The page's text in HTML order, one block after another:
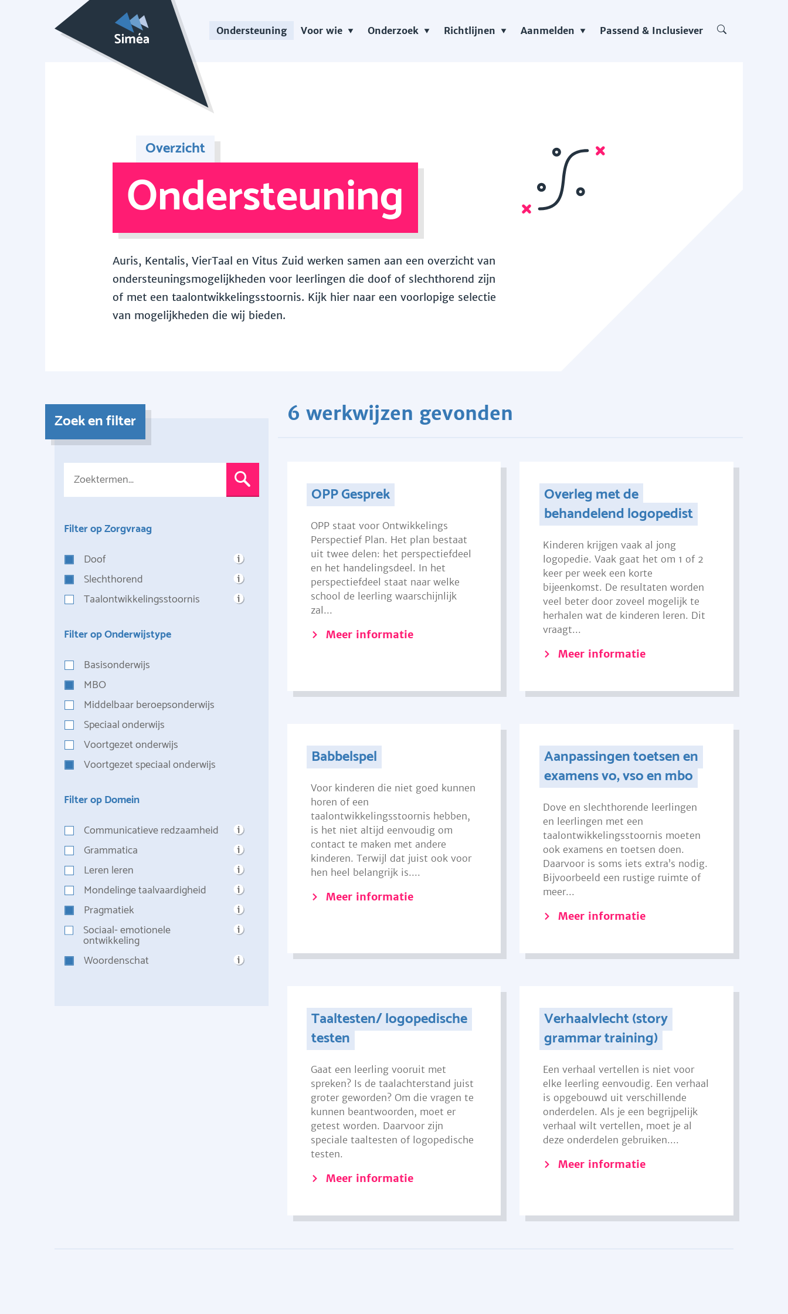
Ondersteuning Voor wie Onderzoek Richtlijnen Aanmelden Passend & Inclusiever
Overzicht
Ondersteuning
Auris, Kentalis, VierTaal en Vitus Zuid werken samen aan een overzicht van
ondersteuningsmogelijkheden voor leerlingen die doof of slechthorend zijn
of met een taalontwikkelingsstoornis. Kijk hier naar een voorlopige selectie
van mogelijkheden die wij bieden.
Zoek en filter
Filter op Zorgvraag
Doof
Slechthorend
Taalontwikkelingsstoornis
Filter op Onderwijstype
Basisonderwijs
MBO
Middelbaar beroepsonderwijs
Speciaal onderwijs
Voortgezet onderwijs
Voortgezet speciaal onderwijs
Filter op Domein
Communicatieve redzaamheid
Grammatica
Leren leren
Mondelinge taalvaardigheid
Pragmatiek
Sociaal- emotionele
ontwikkeling
Woordenschat
6 werkwijzen gevonden
OPP Gesprek
OPP staat voor Ontwikkelings
Perspectief Plan. Het plan bestaat
uit twee delen: het perspectiefdeel
en het handelingsdeel. In het
perspectiefdeel staat naar welke
school de leerling waarschijnlijk
zal...
Meer informatie
Overleg met de
behandelend logopedist
Kinderen krijgen vaak al jong
logopedie. Vaak gaat het om 1 of 2
keer per week een korte
bijeenkomst. De resultaten worden
veel beter door zoveel mogelijk te
herhalen wat de kinderen leren. Dit
vraagt...
Meer informatie
Babbelspel
Voor kinderen die niet goed kunnen
horen of een
taalontwikkelingsstoornis hebben,
is het niet altijd eenvoudig om
contact te maken met andere
kinderen. Terwijl dat juist ook voor
hen heel belangrijk is....
Meer informatie
Aanpassingen toetsen en
examens vo, vso en mbo
Dove en slechthorende leerlingen
en leerlingen met een
taalontwikkelingsstoornis moeten
ook examens en toetsen doen.
Daarvoor is soms iets extra’s nodig.
Bijvoorbeeld een rustige ruimte of
meer...
Meer informatie
Taaltesten/ logopedische
testen
Gaat een leerling vooruit met
spreken? Is de taalachterstand juist
groter geworden? Om die vragen te
kunnen beantwoorden, moet er
getest worden. Daarvoor zijn
speciale taaltesten of logopedische
testen.
Meer informatie
Verhaalvlecht (story
grammar training)
Een verhaal vertellen is niet voor
elke leerling eenvoudig. Een verhaal
is opgebouwd uit verschillende
onderdelen. Als je een begrijpelijk
verhaal wilt vertellen, moet je al
deze onderdelen gebruiken....
Meer informatie